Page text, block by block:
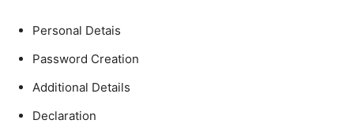
Personal Detais
Password Creation
Additional Details
Declaration